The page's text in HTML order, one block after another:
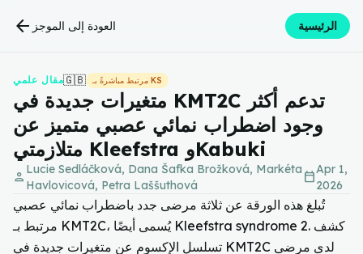
arrow_back العودة إلى الموجز الرئيسية
مقال علمي🇬🇧 مرتبط مباشرةً بـ KS
متغيرات جديدة في KMT2C تدعم أكثر
وجود اضطراب نمائي عصبي متميز عن
متلازمتي Kleefstra وKabuki
person Lucie Sedláčková, Dana Šafka Brožková, Markéta
Havlovicová, Petra Laššuthová
calendar_todayApr 1,
2026
تُبلغ هذه الورقة عن ثلاثة مرضى جدد باضطراب نمائي عصبي
مرتبط بـ KMT2C، يُسمى أيضًا Kleefstra syndrome 2. كشف
تسلسل الإكسوم عن متغيرات جديدة في KMT2C لدى مرضى